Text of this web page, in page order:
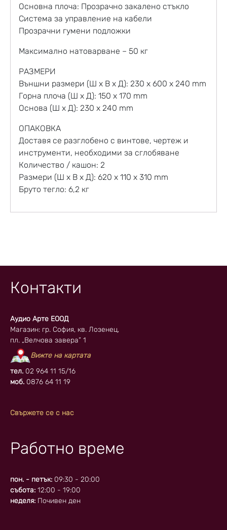
Основна плоча: Прозрачно закалено стъкло
Система за управление на кабели
Прозрачни гумени подложки
Максимално натоварване – 50 кг
РАЗМЕРИ
Външни размери (Ш x В x Д): 230 x 600 x 240 mm
Горна плоча (Ш x Д): 150 x 170 mm
Основа (Ш x Д): 230 x 240 mm
ОПАКОВКА
Доставя се разглобено с винтове, чертеж и
инструменти, необходими за сглобяване
Количество / кашон: 2
Размери (Ш x В x Д): 620 x 110 x 310 mm
Бруто тегло: 6,2 кг
Контакти
Аудио Арте ЕООД
Магазин: гр. София, кв. Лозенец,
пл. „Велчова завера” 1
Вижте на картата
тел. 02 964 11 15/16
моб. 0876 64 11 19
Свържете се с нас
Работно време
пон. - петък: 09:30 - 20:00
събота: 12:00 - 19:00
неделя: Почивен ден